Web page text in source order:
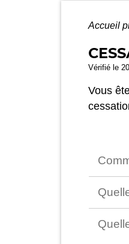
Accueil
Vérifié le
Vous